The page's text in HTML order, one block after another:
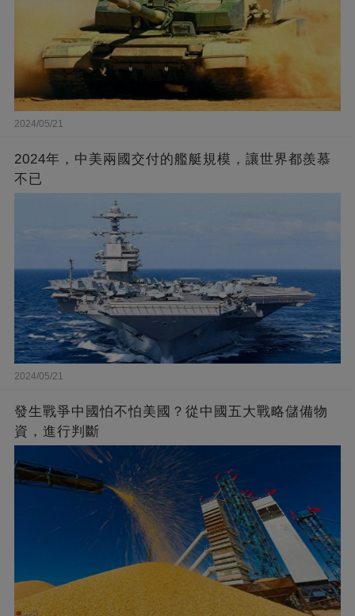
2024/05/21
2024年，中美兩國交付的艦艇規模，讓世界都羨慕
不已
2024/05/21
發生戰爭中國怕不怕美國？從中國五大戰略儲備物
資，進行判斷